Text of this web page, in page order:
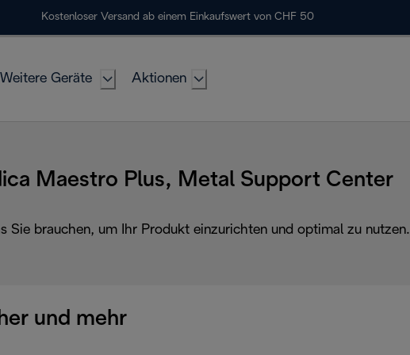
Kostenloser Versand ab einem Einkaufswert von CHF 50
Weitere Geräte Aktionen
Maestro Plus, Metal Support Center
Sie brauchen, um Ihr Produkt einzurichten und optimal zu nutzen.
und mehr